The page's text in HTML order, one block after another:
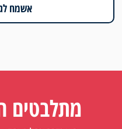
אשמח
מתלבטים